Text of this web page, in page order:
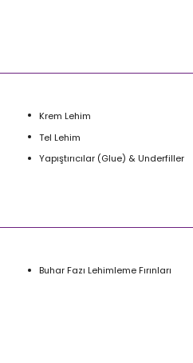
Krem Lehim
Tel Lehim
Yapıştırıcılar (Glue) & Underfiller
Buhar Fazı Lehimleme Fırınları